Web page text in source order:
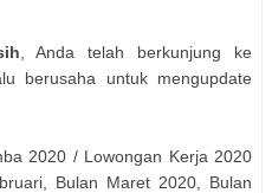
, Anda telah berkunjung ke
berusaha untuk mengupdate
2020 / Lowongan Kerja 2020
Bulan Maret 2020, Bulan